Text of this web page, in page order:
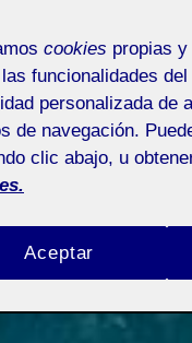
cookies propias
funcionalidades
personalizada de
de navegación.
clic abajo, u
Aceptar